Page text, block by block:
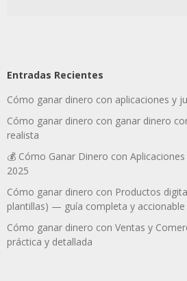
Entradas Recientes
Cómo ganar dinero con aplicaciones y
Cómo ganar dinero con ganar dinero
realista
💰 Cómo Ganar Dinero con
2025
Cómo ganar dinero con Productos
plantillas) — guía completa y accionable
Cómo ganar dinero con Ventas y
práctica y detallada